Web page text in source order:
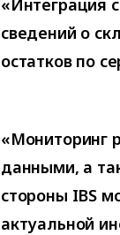
сведений о
остатков по
«Мониторинг
данными, а
стороны IBS
актуальной